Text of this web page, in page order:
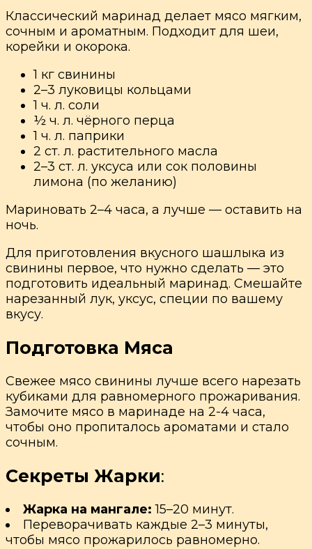
Классический маринад делает мясо мягким,
сочным и ароматным. Подходит для шеи,
корейки и окорока.
1 кг свинины
2–3 луковицы кольцами
1 ч. л. соли
½ ч. л. чёрного перца
1 ч. л. паприки
2 ст. л. растительного масла
2–3 ст. л. уксуса или сок половины
лимона (по желанию)
Мариновать 2–4 часа, а лучше — оставить на
ночь.
Для приготовления вкусного шашлыка из
свинины первое, что нужно сделать — это
подготовить идеальный маринад. Смешайте
нарезанный лук, уксус, специи по вашему
вкусу.
Подготовка Мяса
Свежее мясо свинины лучше всего нарезать
кубиками для равномерного прожаривания.
Замочите мясо в маринаде на 2-4 часа,
чтобы оно пропиталось ароматами и стало
сочным.
Секреты Жарки:
Жарка на мангале: 15–20 минут.
Переворачивать каждые 2–3 минуты,
чтобы мясо прожарилось равномерно.